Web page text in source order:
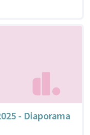
- Diaporama